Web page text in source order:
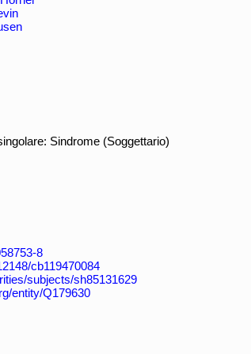
Sindrome (Soggettario)
8
cb119470084
subjects/sh85131629
entity/Q179630